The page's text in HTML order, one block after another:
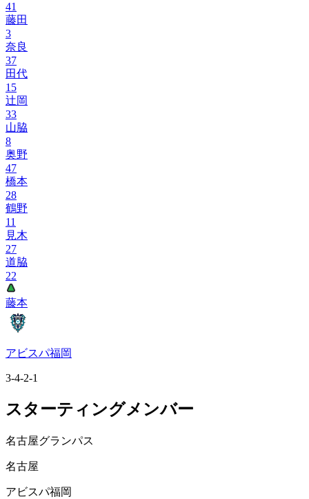
41
藤田
3
奈良
37
田代
15
辻岡
33
山脇
8
奥野
47
橋本
28
鶴野
11
見木
27
道脇
22
藤本
アビスパ福岡
3-4-2-1
スターティングメンバー
名古屋グランパス
名古屋
アビスパ福岡